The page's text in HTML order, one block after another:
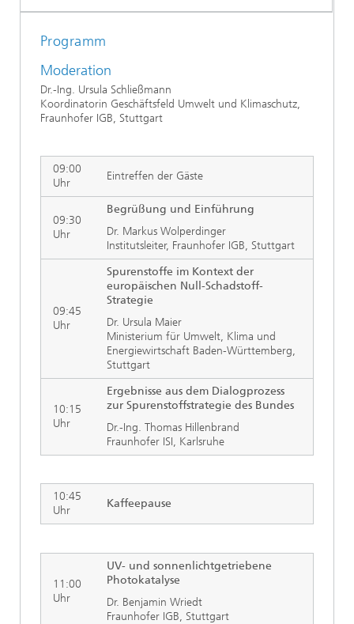
Programm
Moderation
Dr.-Ing. Ursula Schließmann
Koordinatorin Geschäftsfeld Umwelt und Klimaschutz,
Fraunhofer IGB, Stuttgart
09:00
Uhr
Eintreffen der Gäste
09:30
Uhr
Begrüßung und Einführung
Dr. Markus Wolperdinger
Institutsleiter, Fraunhofer IGB, Stuttgart
09:45
Uhr
Spurenstoffe im Kontext der
europäischen Null-Schadstoff-
Strategie
Dr. Ursula Maier
Ministerium für Umwelt, Klima und
Energiewirtschaft Baden-Württemberg,
Stuttgart
10:15
Uhr
Ergebnisse aus dem Dialogprozess
zur Spurenstoffstrategie des Bundes
Dr.-Ing. Thomas Hillenbrand
Fraunhofer ISI, Karlsruhe
10:45
Uhr
Kaffeepause
11:00
Uhr
UV- und sonnenlichtgetriebene
Photokatalyse
Dr. Benjamin Wriedt
Fraunhofer IGB, Stuttgart